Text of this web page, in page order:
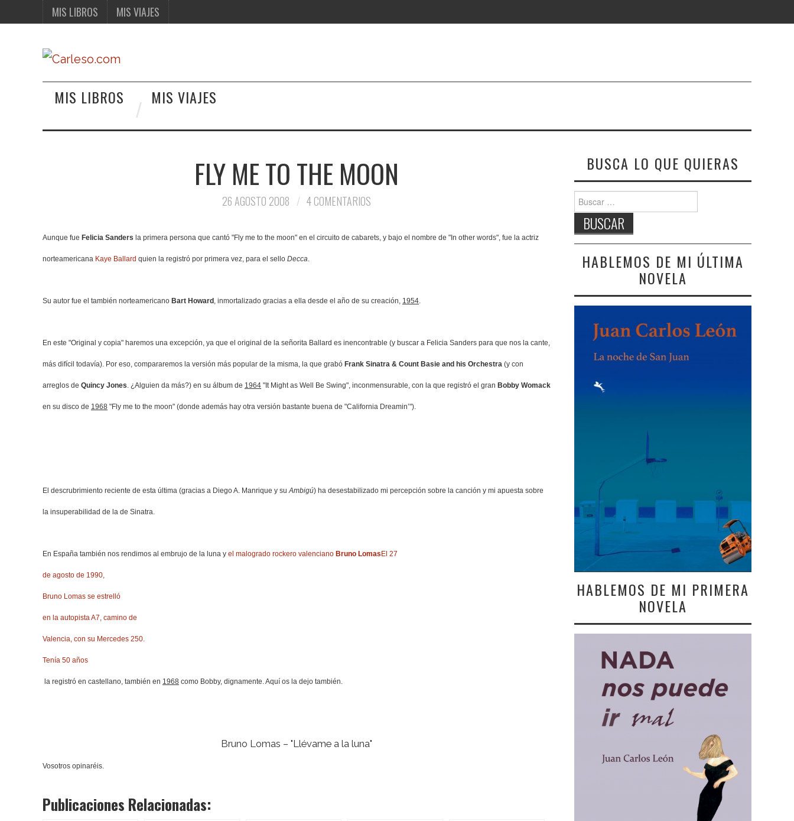
MIS LIBROS MIS VIAJES
MIS LIBROS MIS VIAJES
FLY ME TO THE MOON
26 AGOSTO 2008 4 COMENTARIOS
Aunque fue Felicia Sanders la primera persona que cantó "Fly me to the moon" en el circuito de cabarets, y bajo el nombre de "In other words", fue la actriz
norteamericana Kaye Ballard quien la registró por primera vez, para el sello Decca.
Su autor fue el también norteamericano Bart Howard, inmortalizado gracias a ella desde el año de su creación, 1954.
En este "Original y copia" haremos una excepción, ya que el original de la señorita Ballard es inencontrable (y buscar a Felicia Sanders para que nos la cante,
más difícil todavía). Por eso, compararemos la versión más popular de la misma, la que grabó Frank Sinatra & Count Basie and his Orchestra (y con
arreglos de Quincy Jones. ¿Alguien da más?) en su álbum de 1964 "It Might as Well Be Swing", inconmensurable, con la que registró el gran Bobby Womack
en su disco de 1968 "Fly me to the moon" (donde además hay otra versión bastante buena de "California Dreamin’").
El descrubrimiento reciente de esta última (gracias a Diego A. Manrique y suAmbigú) ha desestabilizado mi percepción sobre la canción y mi apuesta sobre
la insuperabilidad de la de Sinatra.
En España también nos rendimos al embrujo de la luna y el malogrado rockero valenciano Bruno LomasEl 27
de agosto de 1990,
Bruno Lomas se estrelló
en la autopista A7, camino de
Valencia, con su Mercedes 250.
Tenía 50 años
la registró en castellano, también en 1968 como Bobby, dignamente. Aquí os la dejo también.
Bruno Lomas – "Llévame a la luna"
Vosotros opinaréis.
Publicaciones Relacionadas:
BUSCA LO QUE QUIERAS
Buscar:
HABLEMOS DE MI ÚLTIMA
NOVELA
HABLEMOS DE MI PRIMERA
NOVELA